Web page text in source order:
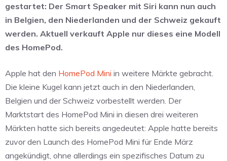
gestartet: Der Smart Speaker mit Siri kann nun auch
in Belgien, den Niederlanden und der Schweiz gekauft
werden. Aktuell verkauft Apple nur dieses eine Modell
des HomePod.
Apple hat den HomePod Mini in weitere Märkte gebracht.
Die kleine Kugel kann jetzt auch in den Niederlanden,
Belgien und der Schweiz vorbestellt werden. Der
Marktstart des HomePod Mini in diesen drei weiteren
Märkten hatte sich bereits angedeutet: Apple hatte bereits
zuvor den Launch des HomePod Mini für Ende März
angekündigt, ohne allerdings ein spezifisches Datum zu